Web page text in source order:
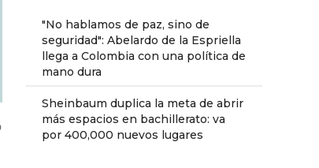
"No hablamos de paz, sino de
seguridad": Abelardo de la Espriella
llega a Colombia con una política de
mano dura
Sheinbaum duplica la meta de abrir
más espacios en bachillerato: va
por 400,000 nuevos lugares